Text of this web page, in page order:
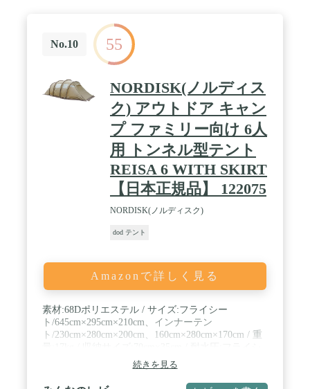
ユニセックス大人
No.10 55
NORDISK(ノルディス
ク) アウトドア キャン
プ ファミリー向け 6人
用 トンネル型テント
REISA 6 WITH SKIRT
【日本正規品】 122075
NORDISK(ノルディスク)
dod テント
Amazonで詳しく見る
素材:68Dポリエステル / サイズ:フライシー
ト/645cm×295cm×210cm、インナーテン
ト/230cm×280cm×200cm、160cm×280cm×170cm / 重
ート/3000mm、グランドシート/8000mm
続きを見る